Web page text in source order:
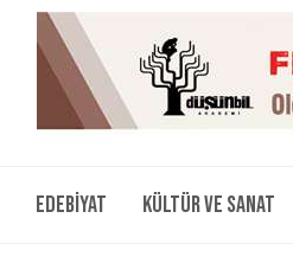
Edebiyat Kültür ve Sanat